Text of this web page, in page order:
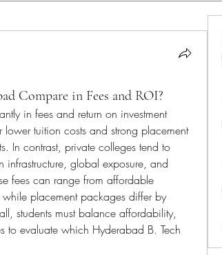
Compare in Fees and ROI?
in fees and return on investment
lower tuition costs and strong placement
In contrast, private colleges tend to
global exposure, and
fees can range from affordable
placement packages differ by
students must balance affordability,
to evaluate which Hyderabad B. Tech